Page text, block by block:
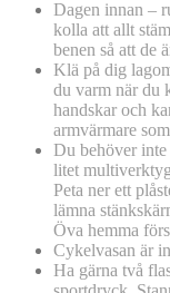
Dagen innan –
kolla att allt
benen så att de
Klä på dig
du varm när du
handskar och
armvärmare
Du behöver
litet
Peta ner ett
lämna
Öva hemma
Cykelvasan är
Ha gärna två